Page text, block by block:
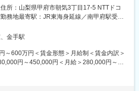
でご安心ください。
で基礎を習得し、その後は先輩のサポート
レイや事例共有でコツをつかめます
と個人差がありますが、焦らず成長できる
多く、見ず知らずの相手に電話をする仕事
それでも、多くの未経験者が一歩ずつ成長
かんでいます。努力が成果に直結する仕事
ています
報を企業に提供、設備投資などの案件に関
所：山梨県甲府市朝気3丁目17-5 NTTドコ
務地最寄駅：JR東海身延線／南甲府駅受動
煙変更の範囲：会社の定める事業所
金手駅
～600万円＜賃金形態＞月給制＜賃金内訳＞
円～450,000円＜月給＞280,000円～